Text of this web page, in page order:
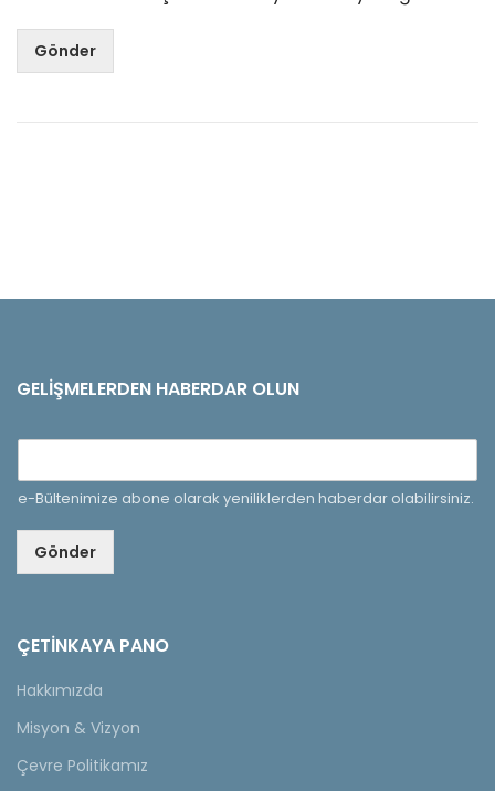
Gönder
GELIŞMELERDEN HABERDAR OLUN
e-Bültenimize abone olarak yeniliklerden haberdar olabilirsiniz.
Gönder
ÇETINKAYA PANO
Hakkımızda
Misyon & Vizyon
Çevre Politikamız